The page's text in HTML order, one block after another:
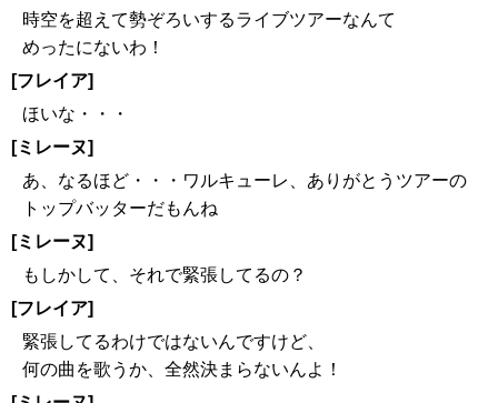
時空を超えて勢ぞろいするライブツアーなんて
めったにないわ！
[フレイア]
ほいな・・・
[ミレーヌ]
あ、なるほど・・・ワルキューレ、ありがとうツアーの
トップバッターだもんね
[ミレーヌ]
もしかして、それで緊張してるの？
[フレイア]
緊張してるわけではないんですけど、
何の曲を歌うか、全然決まらないんよ！